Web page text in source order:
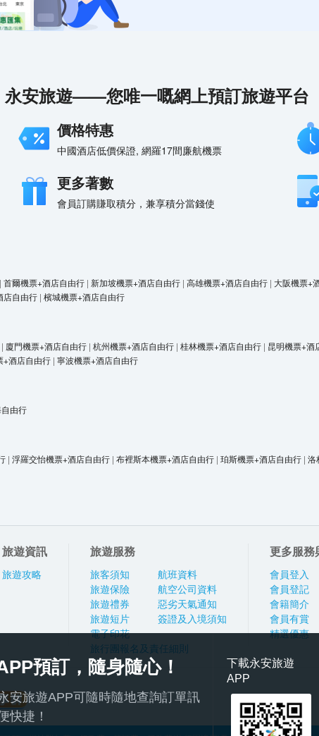
永安旅遊——您唯一嘅網上預訂旅遊平台
價格特惠
中國酒店低價保證, 網羅17間廉航機票
更多著數
會員訂購賺取積分，兼享積分當錢使
| 首爾機票+酒店自由行 | 新加坡機票+酒店自由行 | 高雄機票+酒店自由行 | 大阪機票+
店自由行 | 檳城機票+酒店自由行
| 廈門機票+酒店自由行 | 杭州機票+酒店自由行 | 桂林機票+酒店自由行 | 昆明機票+酒
+酒店自由行 | 寧波機票+酒店自由行
由行
| 浮羅交怡機票+酒店自由行 | 布裡斯本機票+酒店自由行 | 珀斯機票+酒店自由行 | 洛
旅遊資訊
旅遊攻略
旅遊服務
旅客須知
旅遊保險
旅遊禮券
旅遊短片
電子印花
航班資料
航空公司資料
惡劣天氣通知
簽證及入境須知
旅行團報名及責任細則
更多服務
會員登入
會員登記
會籍簡介
會員有賞
精選優惠
預訂，隨身隨心！
安旅遊APP可隨時隨地查詢訂單訊
快捷！
下載永安旅遊
APP